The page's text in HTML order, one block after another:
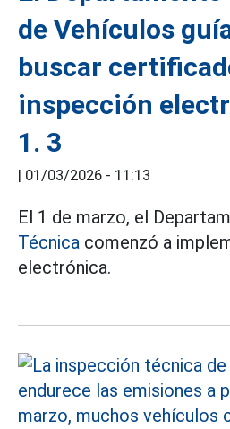
de Vehículos
buscar
inspección
1. 3
| 01/03/2026 - 11:13
El 1 de marzo, el
Técnica comenzó a
electrónica.